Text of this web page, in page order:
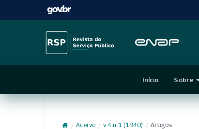
Início Sobre
/ Acervo / v. 4 n. 1 (1940) / Artigos